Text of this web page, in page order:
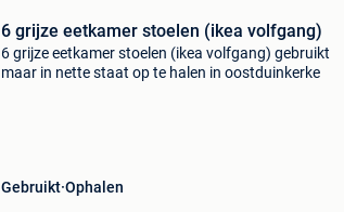
6 grijze eetkamer stoelen (ikea volfgang)
6 grijze eetkamer stoelen (ikea volfgang) gebruikt
maar in nette staat op te halen in oostduinkerke
Gebruikt Ophalen